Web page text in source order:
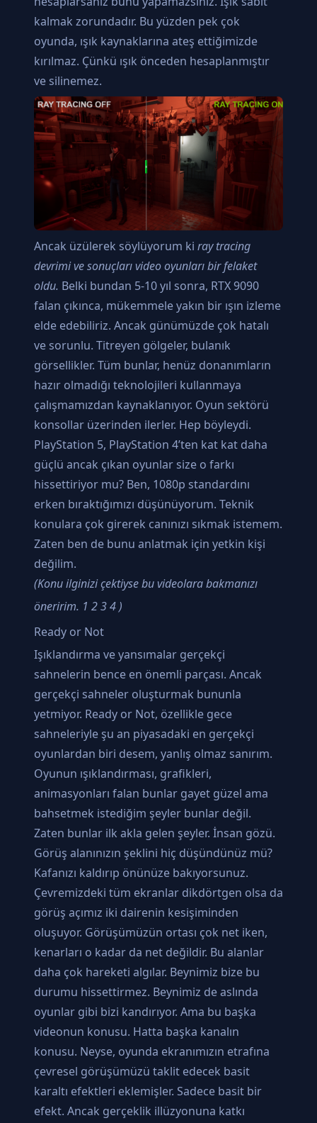
kalmak zorundadır. Bu yüzden pek çok
oyunda, ışık kaynaklarına ateş ettiğimizde
kırılmaz. Çünkü ışık önceden hesaplanmıştır
ve silinemez.
Ancak üzülerek söylüyorum ki ray tracing
devrimi ve sonuçları video oyunları bir felaket
oldu. Belki bundan 5-10 yıl sonra, RTX 9090
falan çıkınca, mükemmele yakın bir ışın izleme
elde edebiliriz. Ancak günümüzde çok hatalı
ve sorunlu. Titreyen gölgeler, bulanık
görsellikler. Tüm bunlar, henüz donanımların
hazır olmadığı teknolojileri kullanmaya
çalışmamızdan kaynaklanıyor. Oyun sektörü
konsollar üzerinden ilerler. Hep böyleydi.
PlayStation 5, PlayStation 4’ten kat kat daha
güçlü ancak çıkan oyunlar size o farkı
hissettiriyor mu? Ben, 1080p standardını
erken bıraktığımızı düşünüyorum. Teknik
konulara çok girerek canınızı sıkmak istemem.
Zaten ben de bunu anlatmak için yetkin kişi
değilim.
(Konu ilginizi çektiyse bu videolara bakmanızı
öneririm. 1 234)
Ready or Not
Işıklandırma ve yansımalar gerçekçi
sahnelerin bence en önemli parçası. Ancak
gerçekçi sahneler oluşturmak bununla
yetmiyor. Ready or Not, özellikle gece
sahneleriyle şu an piyasadaki en gerçekçi
oyunlardan biri desem, yanlış olmaz sanırım.
Oyunun ışıklandırması, grafikleri,
animasyonları falan bunlar gayet güzel ama
bahsetmek istediğim şeyler bunlar değil.
Zaten bunlar ilk akla gelen şeyler. İnsan gözü.
Görüş alanınızın şeklini hiç düşündünüz mü?
Kafanızı kaldırıp önünüze bakıyorsunuz.
Çevremizdeki tüm ekranlar dikdörtgen olsa da
görüş açımız iki dairenin kesişiminden
oluşuyor. Görüşümüzün ortası çok net iken,
kenarları o kadar da net değildir. Bu alanlar
daha çok hareketi algılar. Beynimiz bize bu
durumu hissettirmez. Beynimiz de aslında
oyunlar gibi bizi kandırıyor. Ama bu başka
videonun konusu. Hatta başka kanalın
konusu. Neyse, oyunda ekranımızın etrafına
çevresel görüşümüzü taklit edecek basit
karaltı efektleri eklemişler. Sadece basit bir
efekt. Ancak gerçeklik illüzyonuna katkı